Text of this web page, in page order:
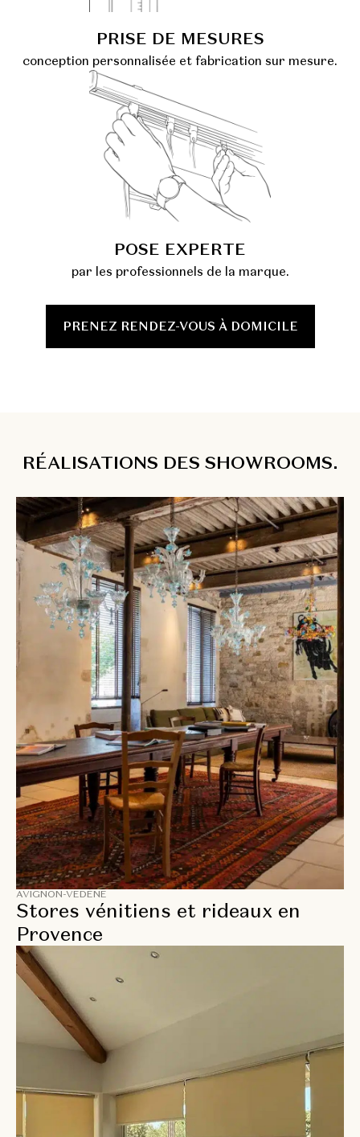
PRISE DE MESURES
conception personnalisée et fabrication sur mesure.
POSE EXPERTE
par les professionnels de la marque.
PRENEZ RENDEZ-VOUS À DOMICILE
RÉALISATIONS DES SHOWROOMS.
AVIGNON-VEDÈNE
Stores vénitiens et rideaux en
Provence